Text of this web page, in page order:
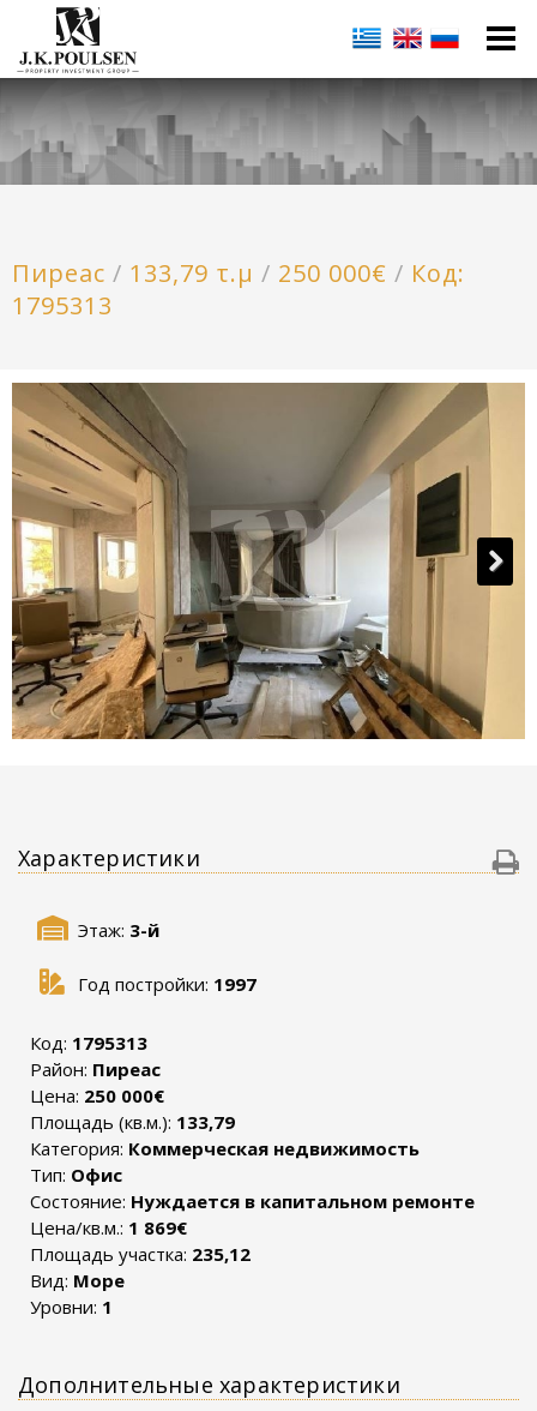
Пиреас / 133,79 τ.μ / 250 000€ / Код:
1795313
Характеристики
Этаж: 3-й
Год постройки: 1997
Код: 1795313
Район: Пиреас
Цена: 250 000€
Площадь (кв.м.): 133,79
Категория: Коммерческая недвижимость
Тип: Офис
Состояние: Нуждается в капитальном ремонте
Цена/кв.м.: 1 869€
Площадь участка: 235,12
Вид: Море
Уровни: 1
Дополнительные характеристики